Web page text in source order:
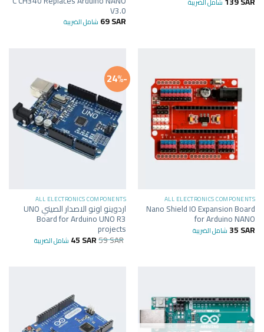
شامل الضريبة
V3.0
69SAR شامل الضريبة
ALL ELECTRONICS COMPONENTS
Nano Shield IO Expansion Board
for Arduino NANO
35SAR شامل الضريبة
-24%
ALL ELECTRONICS COMPONENTS
اردوينو اونو الاصدار الصيني UNO
Board for Arduino UNO R3
projects
59SAR
45SAR شامل الضريبة